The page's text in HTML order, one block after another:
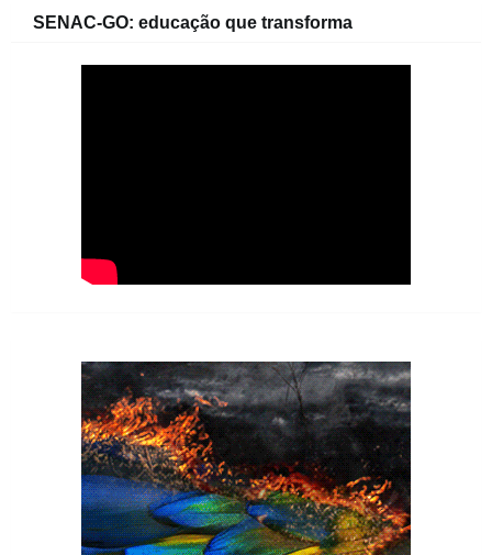
SENAC-GO: educação que transforma